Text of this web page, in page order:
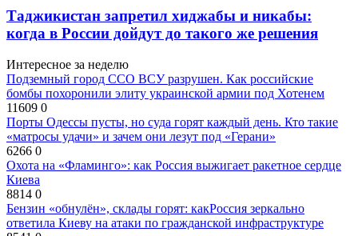
Таджикистан запретил хиджабы и никабы:
когда в России дойдут до такого же решения
Интересное за неделю
Подземный город ССО ВСУ разрушен. Как российские
бомбы похоронили элиту украинской армии под Хотенем
11609 0
Порты Одессы пусты, но суда горят каждый день. Кто такие
«матросы удачи» и зачем они лезут под «Герани»
6266 0
Охота на «Фламинго»: как Россия выжигает ракетное сердце
Киева
8814 0
Бензин «обнулён», склады горят: какРоссия зеркально
ответила Киеву на атаки по гражданской инфраструктуре